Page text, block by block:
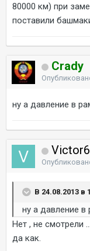
80000 км) при
поставили
Crady
ну а давление в
В 24.08.2013 в
ну а давление в
Нет , не смотрели
да как.